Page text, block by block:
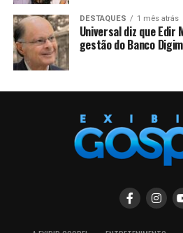
DESTAQUES 1 mês atrás
Universal diz que Edir
gestão do Banco